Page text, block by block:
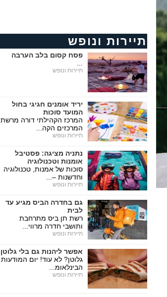
תיירות ונופש
פסח קסום בלב הערבה
תיירות ונופש
יריד אומנים חגיגי בחול
המועד סוכות
המרכז הקהילתי דורה מרשת
המרכזים הקה...
תיירות ונופש
נתניה מציגה: פסטיבל
אומנות וטכנולוגיה
סוכות של אמנות, טכנולוגיה
וחדשנות –...
תיירות ונופש
גם בחדרה הביס מגיע עד
לבית
רשת תן ביס מתרחבת
ותושבי חדרה מרווי...
תיירות ונופש
אפשר ליהנות גם בלי גלוטן
גלוטן? לא עוד! יום המודעות
הבינלאומ...
תיירות ונופש